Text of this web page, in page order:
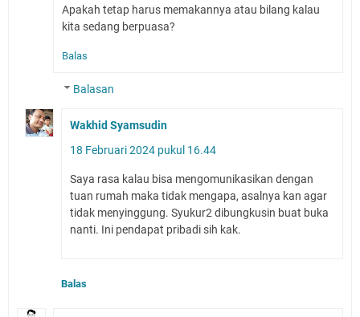
Apakah tetap harus memakannya atau bilang kalau
kita sedang berpuasa?
Balas
Balasan
Wakhid Syamsudin
18 Februari 2024 pukul 16.44
Saya rasa kalau bisa mengomunikasikan dengan
tuan rumah maka tidak mengapa, asalnya kan agar
tidak menyinggung. Syukur2 dibungkusin buat buka
nanti. Ini pendapat pribadi sih kak.
Balas